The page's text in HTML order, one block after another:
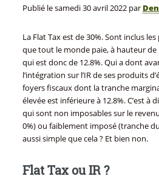
Publié lesamedi 30 avril 2022par
La Flat Tax est de 30%. Sont inclus
que tout le monde paie, à hauteur de
qui est donc de 12.8%. Qui a dont
l’intégration sur l’IR de ses produits
foyers fiscaux dont la tranche
élevée est inférieure à 12.8%. C’est à
qui sont non imposables sur le
0%) ou faiblement imposé (tranche
aussi simple que cela ? Et bien non.
Flat Tax ou IR ?